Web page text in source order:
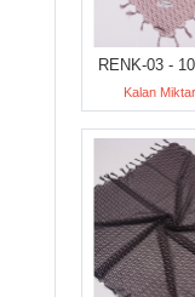
RENK-03 -
Kalan